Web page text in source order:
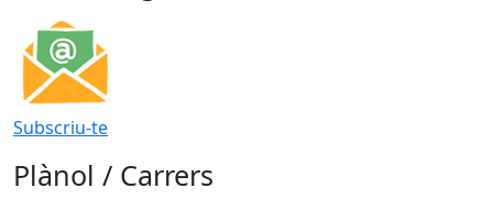
Subscriu-te
Plànol / Carrers